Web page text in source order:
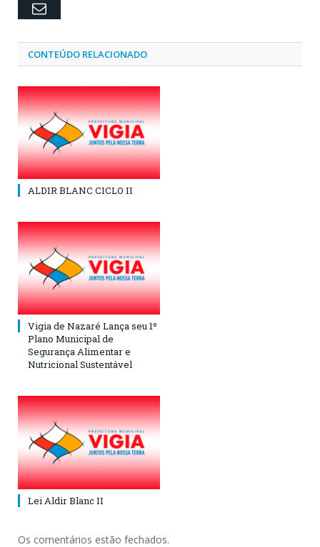
Email
CONTEÚDO RELACIONADO
ALDIR BLANC CICLO II
Vigia de Nazaré Lança seu 1º
Plano Municipal de
Segurança Alimentar e
Nutricional Sustentável
Lei Aldir Blanc II
Os comentários estão fechados.